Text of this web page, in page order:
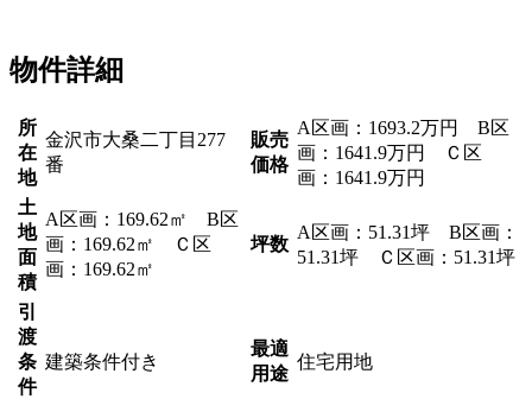
物件詳細
所
在
地
金沢市大桑二丁目277
番
販売
価格
A区画：1693.2万円 B区
画：1641.9万円 Ｃ区
画：1641.9万円
土
地
面
積
A区画：169.62㎡ B区
画：169.62㎡ Ｃ区
画：169.62㎡
坪数
A区画：51.31坪 B区画：
51.31坪 Ｃ区画：51.31坪
引
渡
条
件
建築条件付き
最適
用途
住宅用地